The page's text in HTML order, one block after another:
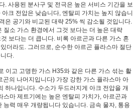
. 사용된 분사구 및 전극은 높은 서비스 기간을 보
크 전압은 낮습니다, 엔탈피 가치는 높지 않습니
은 공기와 비교된 대략 25% 씩 감소될 것입니다.
질소 가스 환경에서 그것 보다는 더 높은 대략
보다는 더 큽니다. 비록 아르곤과 다른 가스 혼
더라도. 그러므로, 순수한 아르곤 플라스마 절단
다.
이고 고명한 가스 H35와 같은 다른 가스 섞는 활
의 나머지입니다) 가장 강한 가스 플라스마 아
하나입니다. 수소가 두드러지게 아크 전압을 개
스마 제트기에는 높은 엔탈피 가치가, 아르곤과
능력 매우 개량됩니다 있습니다. 금속 물자, 통용